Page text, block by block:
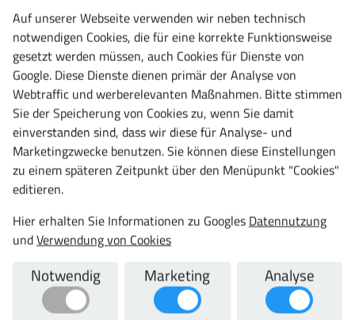
Ihre Auswahl:" Lista Werkbank, Multiplex Arbeitsplatte, 5
Schubladen rechts, Typ 27 x 36E, Typ 27 x 36E, 1500mm breit,
840mm hoch, 750mm tief, Farbe RAL 5012 Lichtblau, Türfarbe
RAL 5012 Lichtblau"
Artikelnummer:40.970.010
Lieferung:
i.d.R. frei Bordsteinkante
1381,00 €
1643,39 € inkl. MwSt.
Datenblatt
Auf unserer Webseite verwenden wir neben technisch
notwendigen Cookies, die für eine korrekte Funktionsweise
gesetzt werden müssen, auch Cookies für Dienste von
Google. Diese Dienste dienen primär der Analyse von
Webtraffic und werberelevanten Maßnahmen. Bitte stimmen
Sie der Speicherung von Cookies zu, wenn Sie damit
einverstanden sind, dass wir diese für Analyse- und
Marketingzwecke benutzen. Sie können diese Einstellungen
zu einem späteren Zeitpunkt über den Menüpunkt "Cookies"
editieren.
Hier erhalten Sie Informationen zu Googles Datennutzung
undVerwendung von Cookies
Notwendig Marketing Analyse